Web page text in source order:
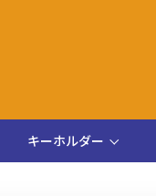
キーホルダー